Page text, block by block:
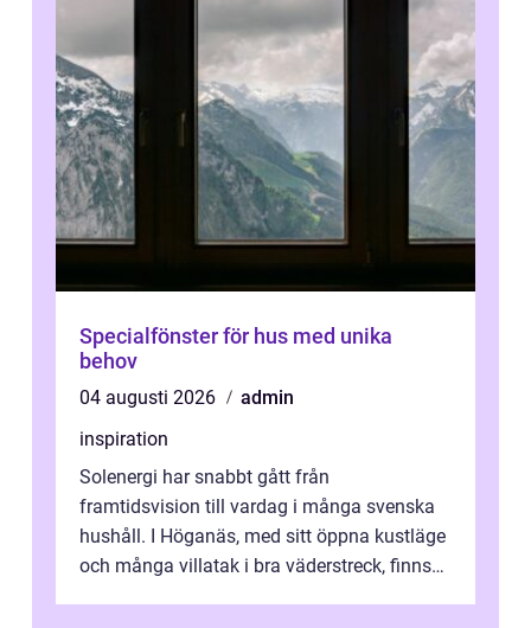
Specialfönster för hus med unika
behov
04 augusti 2026
admin
inspiration
Solenergi har snabbt gått från
framtidsvision till vardag i många svenska
hushåll. I Höganäs, med sitt öppna kustläge
och många villatak i bra väderstreck, finns